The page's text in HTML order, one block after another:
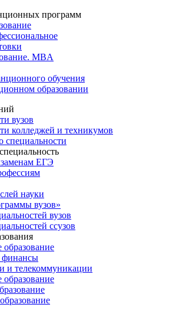
программ
MBA
обучения
образовании
вузов
колледжей и техникумов
специальности
ЕГЭ
науки
вузов»
вузов
ссузов
финансы
и телекоммуникации